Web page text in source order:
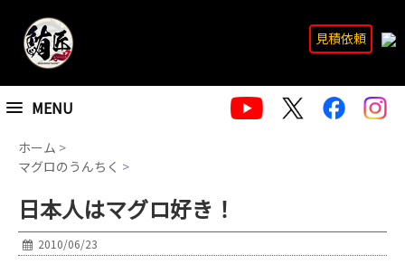
MENU
見積依頼
ホーム >
マグロのうんちく >
日本人はマグロ好き！
2010/06/23